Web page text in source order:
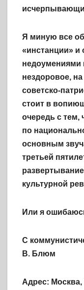
Я миную все
«инстанции»
недоумениями
нездоровое,
советско-
стоит в
очередь с тем,
по
основным
третьей
культурной
Или я
С
В. Блюм
Адрес: Москва,